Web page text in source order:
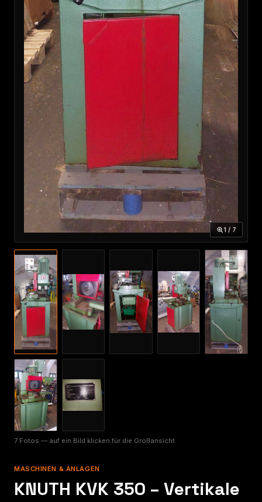
1 / 7
7 Fotos — auf ein Bild klicken für die Großansicht
MASCHINEN & ANLAGEN
KNUTH KVK 350 – Vertikale